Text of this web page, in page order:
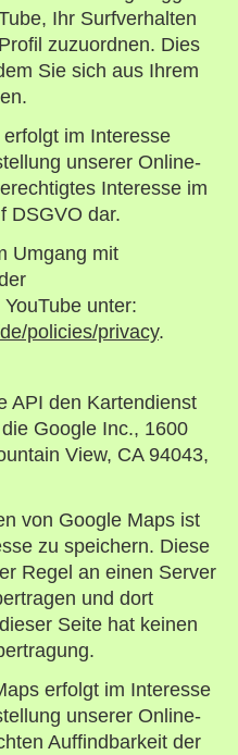
Ihr Surfverhalten
zuzuordnen. Dies
Sie sich aus Ihrem
im Interesse
unserer Online-
Interesse im
DSGVO dar.
Umgang mit
unter:
policies/privacy.
API den Kartendienst
Google Inc., 1600
View, CA 94043,
von Google Maps ist
zu speichern. Diese
Regel an einen Server
und dort
Seite hat keinen
erfolgt im Interesse
unserer Online-
Auffindbarkeit der